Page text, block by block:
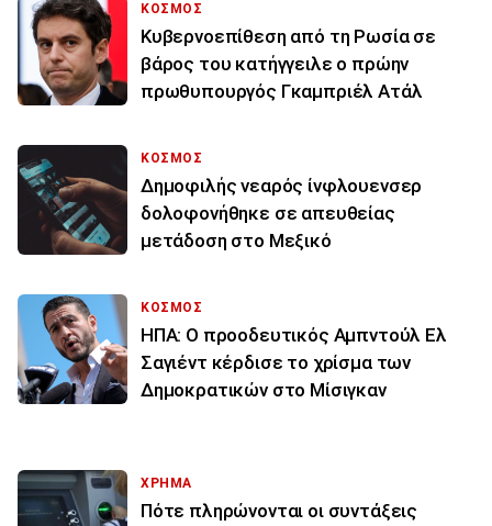
ΚΟΣΜΟΣ
Κυβερνοεπίθεση από τη Ρωσία σε
βάρος του κατήγγειλε ο πρώην
πρωθυπουργός Γκαμπριέλ Ατάλ
ΚΟΣΜΟΣ
Δημοφιλής νεαρός ίνφλουενσερ
δολοφονήθηκε σε απευθείας
μετάδοση στο Μεξικό
ΚΟΣΜΟΣ
ΗΠΑ: Ο προοδευτικός Αμπντούλ Ελ
Σαγιέντ κέρδισε το χρίσμα των
Δημοκρατικών στο Μίσιγκαν
ΧΡΗΜΑ
Πότε πληρώνονται οι συντάξεις